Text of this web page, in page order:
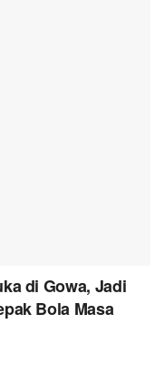
di Gowa, Jadi
Bola Masa